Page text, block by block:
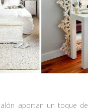
aportan un toque